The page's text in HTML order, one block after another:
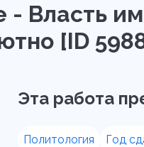
Власть
[ID
Эта работа
Политология Год